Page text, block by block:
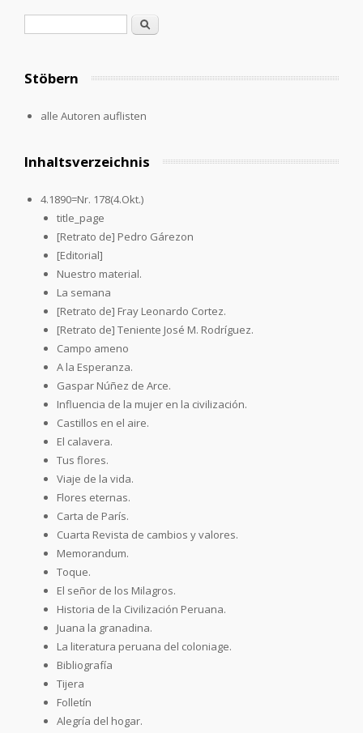
Suche
Stöbern
alle Autoren auflisten
Inhaltsverzeichnis
4.1890=Nr. 178(4.Okt.)
title_page
[Retrato de] Pedro Gárezon
[Editorial]
Nuestro material.
La semana
[Retrato de] Fray Leonardo Cortez.
[Retrato de] Teniente José M. Rodríguez.
Campo ameno
A la Esperanza.
Gaspar Núñez de Arce.
Influencia de la mujer en la civilización.
Castillos en el aire.
El calavera.
Tus flores.
Viaje de la vida.
Flores eternas.
Carta de París.
Cuarta Revista de cambios y valores.
Memorandum.
Toque.
El señor de los Milagros.
Historia de la Civilización Peruana.
Juana la granadina.
La literatura peruana del coloniage.
Bibliografía
Tijera
Folletín
Alegría del hogar.